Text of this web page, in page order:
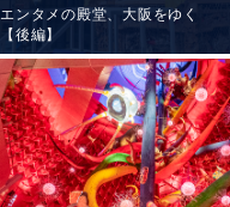
エンタメの殿堂、大阪をゆく
【後編】